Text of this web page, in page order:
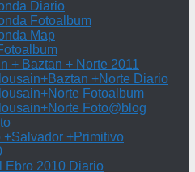
Diario
Fotoalbum
Map
+ Baztan + Norte 2011
+Norte Diario
Fotoalbum
Foto@blog
+Salvador +Primitivo
Ebro 2010 Diario